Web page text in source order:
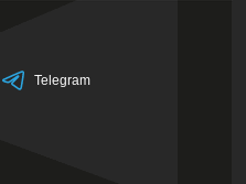
Telegram